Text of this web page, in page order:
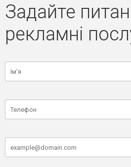
Задайте
рекламні